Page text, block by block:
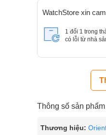
WatchStore xin
1 đổi 1 trong
có lỗi từ nhà
Thông số sản phẩm
Thương hiệu: